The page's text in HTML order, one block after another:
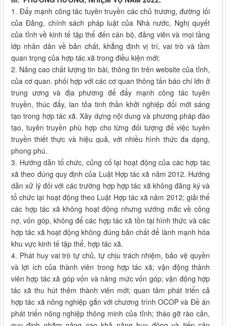
1. Đẩy mạnh công tác tuyên truyền các chủ trương, đường lối
của Đảng, chính sách pháp luật của Nhà nước, Nghị quyết
của tỉnh về kinh tế tập thể đến cán bộ, đảng viên và mọi tầng
lớp nhân dân về bản chất, khẳng định vị trí, vai trò và tầm
quan trọng của hợp tác xã trong điều kiện mới;
2. Nâng cao chất lượng tin bài, thông tin trên website của tỉnh,
của cơ quan. phối hợp với các cơ quan thông tấn báo chí lớn ở
trung ương và địa phương để đẩy mạnh công tác tuyên
truyền, thúc đẩy, lan tỏa tinh thần khởi nghiệp đổi mới sáng
tạo trong hợp tác xã. Xây dựng nội dung và phương pháp đào
tạo, tuyên truyền phù hợp cho từng đối tượng để việc tuyên
truyền thiết thực và hiệu quả, với nhiều hình thức đa dạng,
phong phú.
3. Hướng dẫn tổ chức, củng cố lại hoạt động của các hợp tác
xã theo đúng quy định của Luật Hợp tác xã năm 2012. Hướng
dẫn xử lý đối với các trường hợp hợp tác xã không đăng ký và
tổ chức lại hoạt động theo Luật Hợp tác xã năm 2012; giải thể
các hợp tác xã không hoạt động nhưng vướng mắc về công
nợ, vốn góp, không để các hợp tác xã tồn tại hình thức và các
hợp tác xã hoạt động không đúng bản chất để lành mạnh hóa
khu vực kinh tế tập thể, hợp tác xã.
4. Phát huy vai trò tự chủ, tự chịu trách nhiệm, bảo vệ quyền
và lợi ích của thành viên trong hợp tác xã; vận động thành
viên hợp tác xã góp vốn và nâng mức vốn góp; vận động hợp
tác xã thu hút thêm thành viên mới; quan tâm phát triển cả
hợp tác xã nông nghiệp gắn với chương trình OCOP và Đề án
phát triển nông nghiệp thông minh của tỉnh; tháo gỡ rào cản,